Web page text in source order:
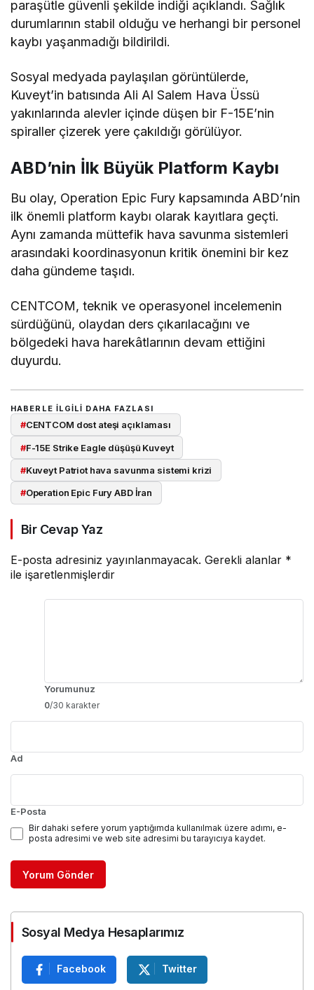
paraşütle güvenli şekilde indiği açıklandı. Sağlık
durumlarının stabil olduğu ve herhangi bir personel
kaybı yaşanmadığı bildirildi.
Sosyal medyada paylaşılan görüntülerde,
Kuveyt’in batısında Ali Al Salem Hava Üssü
yakınlarında alevler içinde düşen bir F-15E’nin
spiraller çizerek yere çakıldığı görülüyor.
ABD’nin İlk Büyük Platform Kaybı
Bu olay, Operation Epic Fury kapsamında ABD’nin
ilk önemli platform kaybı olarak kayıtlara geçti.
Aynı zamanda müttefik hava savunma sistemleri
arasındaki koordinasyonun kritik önemini bir kez
daha gündeme taşıdı.
CENTCOM, teknik ve operasyonel incelemenin
sürdüğünü, olaydan ders çıkarılacağını ve
bölgedeki hava harekâtlarının devam ettiğini
duyurdu.
HABERLE ILGILI DAHA FAZLASI
#CENTCOM dost ateşi açıklaması
#F-15E Strike Eagle düşüşü Kuveyt
#Kuveyt Patriot hava savunma sistemi krizi
#Operation Epic Fury ABD İran
Bir Cevap Yaz
E-posta adresiniz yayınlanmayacak. Gerekli alanlar *
ile işaretlenmişlerdir
Yorumunuz
0/30 karakter
Ad
E-Posta
Bir dahaki sefere yorum yaptığımda kullanılmak üzere adımı, e-
posta adresimi ve web site adresimi bu tarayıcıya kaydet.
Yorum Gönder
Sosyal Medya Hesaplarımız
Facebook Twitter